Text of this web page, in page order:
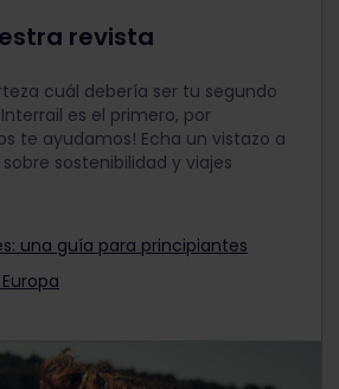
revista
cuál debería ser tu segundo
es el primero, por
te ayudamos! Echa un vistazo a
sostenibilidad y viajes
una guía para principiantes